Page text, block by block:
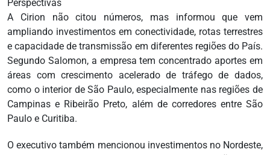
Perspectivas
A Cirion não citou números, mas informou que vem
ampliando investimentos em conectividade, rotas terrestres
e capacidade de transmissão em diferentes regiões do País.
Segundo Salomon, a empresa tem concentrado aportes em
áreas com crescimento acelerado de tráfego de dados,
como o interior de São Paulo, especialmente nas regiões de
Campinas e Ribeirão Preto, além de corredores entre São
Paulo e Curitiba.
O executivo também mencionou investimentos no Nordeste,